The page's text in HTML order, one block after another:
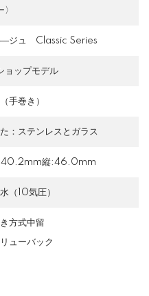
―ジュ Classic Series
ップモデル
手巻き）
：ステンレスとガラス
縦:46.0mm
（10気圧）
方式中留
ューバック